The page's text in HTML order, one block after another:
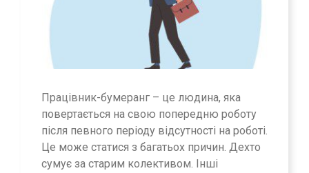
Працівник-бумеранг – це людина, яка
повертається на свою попередню роботу
після певного періоду відсутності на роботі.
Це може статися з багатьох причин. Дехто
сумує за старим колективом. Інші